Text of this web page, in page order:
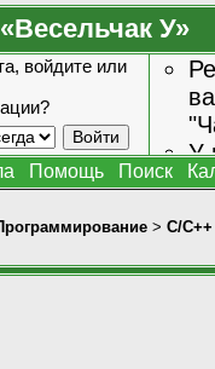
У»
войдите или
У
Помощь Поиск
> C/C++